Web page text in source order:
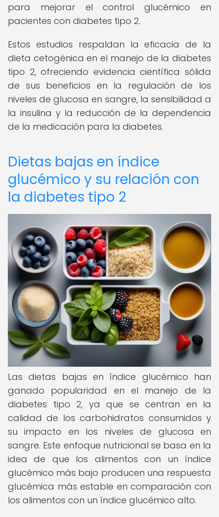
para mejorar el control glucémico en
pacientes con diabetes tipo 2.
Estos estudios respaldan la eficacia de la
dieta cetogénica en el manejo de la diabetes
tipo 2, ofreciendo evidencia científica sólida
de sus beneficios en la regulación de los
niveles de glucosa en sangre, la sensibilidad a
la insulina y la reducción de la dependencia
de la medicación para la diabetes.
Dietas bajas en índice
glucémico y su relación con
la diabetes tipo 2
Las dietas bajas en índice glucémico han
ganado popularidad en el manejo de la
diabetes tipo 2, ya que se centran en la
calidad de los carbohidratos consumidos y
su impacto en los niveles de glucosa en
sangre. Este enfoque nutricional se basa en la
idea de que los alimentos con un índice
glucémico más bajo producen una respuesta
glucémica más estable en comparación con
los alimentos con un índice glucémico alto.